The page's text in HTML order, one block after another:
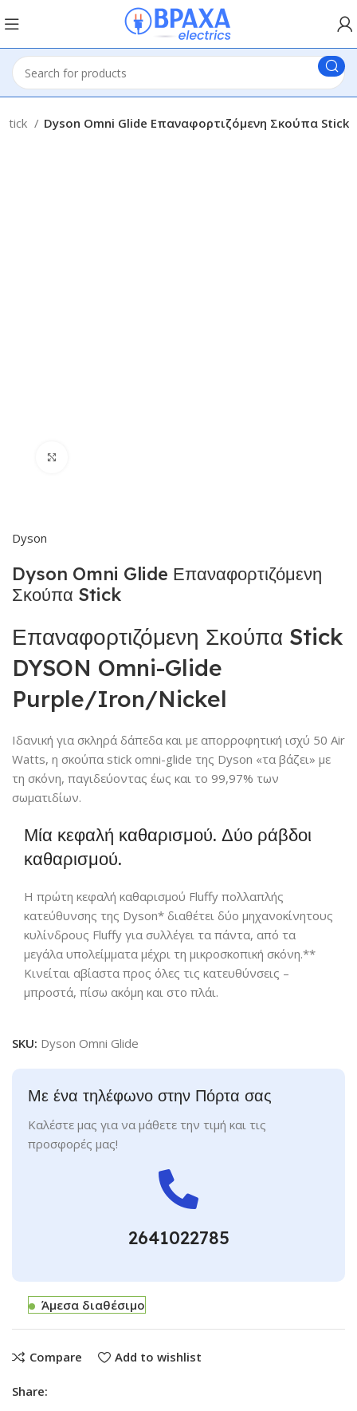
Dyson Omni Glide Επαναφορτιζόμενη Σκούπα Stick
Dyson
Dyson Omni Glide Επαναφορτιζόμενη
Σκούπα Stick
Επαναφορτιζόμενη Σκούπα Stick
DYSON Omni-Glide
Purple/Iron/Nickel
Ιδανική για σκληρά δάπεδα και με απορροφητική ισχύ 50 Air
Watts, η σκούπα stick omni-glide της Dyson «τα βάζει» με
τη σκόνη, παγιδεύοντας έως και το 99,97% των
σωματιδίων.
Μία κεφαλή καθαρισμού. Δύο ράβδοι
καθαρισμού.
Η πρώτη κεφαλή καθαρισμού Fluffy πολλαπλής
κατεύθυνσης της Dyson* διαθέτει δύο μηχανοκίνητους
κυλίνδρους Fluffy για συλλέγει τα πάντα, από τα
μεγάλα υπολείμματα μέχρι τη μικροσκοπική σκόνη.**
Κινείται αβίαστα προς όλες τις κατευθύνσεις –
μπροστά, πίσω ακόμη και στο πλάι.
SKU: Dyson Omni Glide
Με ένα τηλέφωνο στην Πόρτα σας
Καλέστε μας για να μάθετε την τιμή και τις
προσφορές μας!
2641022785
Άμεσα διαθέσιμο
Compare Add to wishlist
Share: